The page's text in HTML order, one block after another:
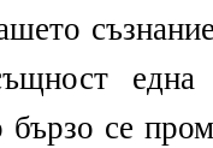
една
бързо се